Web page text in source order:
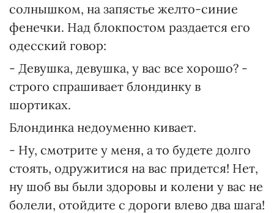
солнышком, на запястье желто-синие
фенечки. Над блокпостом раздается его
одесский говор:
- Девушка, девушка, у вас все хорошо? -
строго спрашивает блондинку в
шортиках.
Блондинка недоуменно кивает.
- Ну, смотрите у меня, а то будете долго
стоять, одружитися на вас придется! Нет,
ну шоб вы были здоровы и колени у вас не
болели, отойдите с дороги влево два шага!